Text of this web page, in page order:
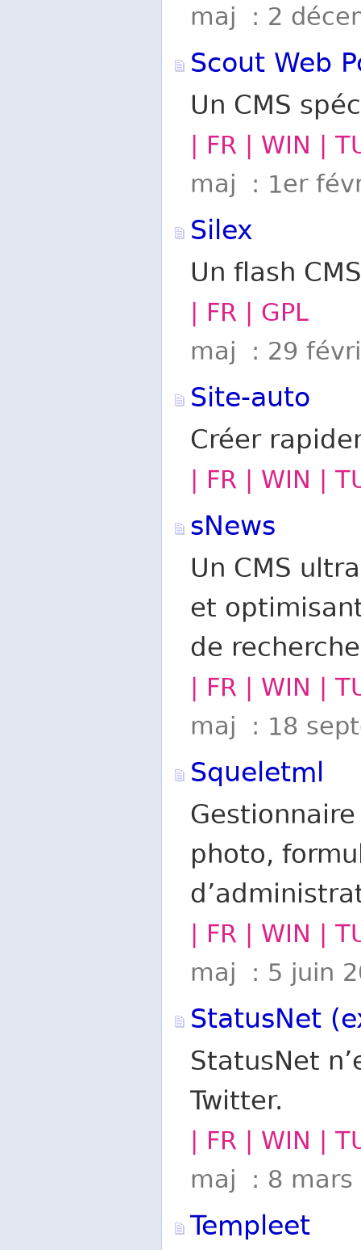
maj : 2
Scout Web
Un CMS
| FR | WIN |
maj : 1er
Silex
Un flash
| FR | GPL
maj : 29
Site-auto
Créer
| FR | WIN |
sNews
Un CMS
et
de recherche
| FR | WIN |
maj : 18
Squeletml
photo,
| FR | WIN |
maj : 5 juin
StatusNet
StatusNet
Twitter.
| FR | WIN |
maj : 8 mars
Templeet